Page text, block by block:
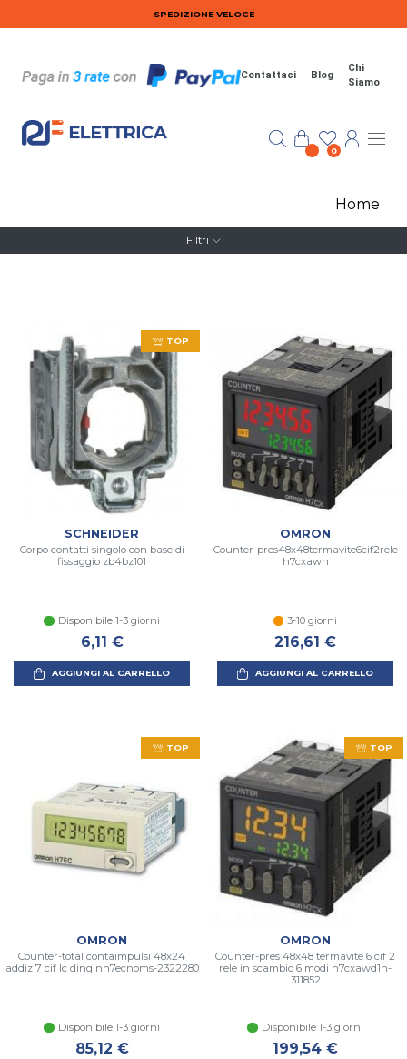
Salta al contenuto principaleSPEDIZIONE VELOCE
Contattaci Blog
Chi
Siamo
0
Home
Filtri
TOP
SCHNEIDER
Corpo contatti singolo con base di
fissaggio zb4bz101
Disponibile 1-3 giorni
6,11 €
AGGIUNGI AL CARRELLO
OMRON
Counter-pres48x48termavite6cif2rele
h7cxawn
3-10 giorni
216,61 €
AGGIUNGI AL CARRELLO
TOP
OMRON
Counter-total contaimpulsi 48x24
addiz 7 cif lc ding nh7ecnoms-2322280
Disponibile 1-3 giorni
85,12 €
TOP
OMRON
Counter-pres 48x48 termavite 6 cif 2
rele in scambio 6 modi h7cxawd1n-
311852
Disponibile 1-3 giorni
199,54 €